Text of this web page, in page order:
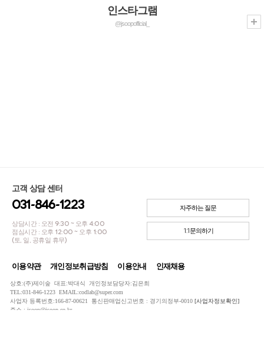
인스타그램
@jsoopofficial_
고객 상담 센터
031-846-1223
상담시간 : 오전 9:30 ~ 오후 4:00
점심시간 : 오후 12:00 ~ 오후 1:00
(토, 일, 공휴일 휴무)
자주하는 질문
1:1문의하기
이용약관 개인정보취급방침 이용안내 인재채용
상호:(주)제이숲 대표:박대식 개인정보담당자:김은희
TEL:031-846-1223 EMAIL:codlab@super.com
사업자 등록번호:166-87-00621 통신판매업신고번호 : 경기의정부-0010 [사업자정보확인]
주소 : jsoop@jsoop.co.kr